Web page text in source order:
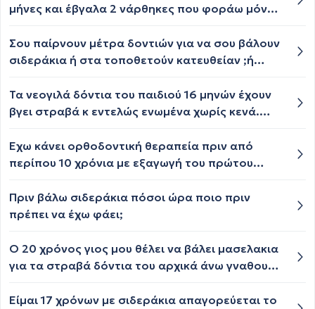
μήνες και έβγαλα 2 νάρθηκες που φοράω μόνο
φορέσω για μια μέρα στραβώνουν τα δόντια,
μήπως είναι καλύτερα να βάλω μια μπάρα για να
Σου παίρνουν μέτρα δοντιών για να σου βάλουν
σιδεράκια ή στα τοποθετούν κατευθείαν ;ή
Τα νεογιλά δόντια του παιδιού 16 μηνών έχουν
βγει στραβά κ εντελώς ενωμένα χωρίς κενά.
χρειαστεί σιδεράκια;
Έχω κάνει ορθοδοντική θεραπεία πριν από
περίπου 10 χρόνια με εξαγωγή του πρώτου
τα κάτω δόντια έχουν ελαφρώς στραβώσει. Δεν
θέλω να βάλω εμφύτευμα ούτε γέφυρα. Είναι
κενό; (Είμαι 25 ετών). Έχω επισκεφτεί
διάφορους ορθοδοντικούς και οι απόψεις
Πριν βάλω σιδεράκια πόσοι ώρα ποιο πριν
πρέπει να έχω φάει;
Ο 20 χρόνος γιος μου θέλει να βάλει μασελακια
για τα στραβά δόντια του αρχικά άνω γναθου
Είμαι 17 χρόνων με σιδεράκια απαγορεύεται το